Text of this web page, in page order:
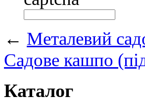
← Металевий
Садове кашпо
Каталог